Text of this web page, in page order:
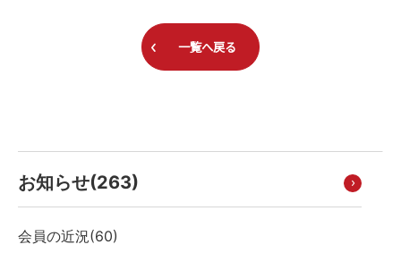
お知らせ(263)
会員の近況(60)
一覧へ戻る